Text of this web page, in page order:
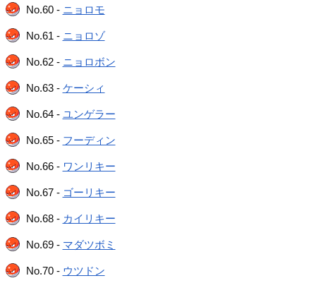
No.60 - ニョロモ
No.61 - ニョロゾ
No.62 - ニョロボン
No.63 - ケーシィ
No.64 - ユンゲラー
No.65 - フーディン
No.66 - ワンリキー
No.67 - ゴーリキー
No.68 - カイリキー
No.69 - マダツボミ
No.70 - ウツドン